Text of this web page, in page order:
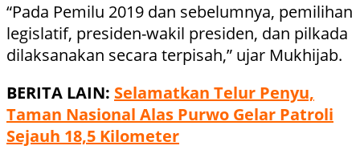
“Pada Pemilu 2019 dan sebelumnya, pemilihan
legislatif, presiden-wakil presiden, dan pilkada
dilaksanakan secara terpisah,” ujar Mukhijab.
BERITA LAIN: Selamatkan Telur Penyu,
Taman Nasional Alas Purwo Gelar Patroli
Sejauh 18,5 Kilometer